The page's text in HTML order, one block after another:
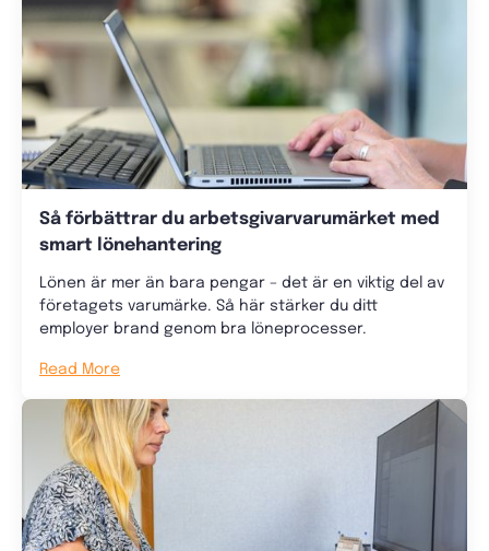
Så förbättrar du arbetsgivarvarumärket med
smart lönehantering
Lönen är mer än bara pengar – det är en viktig del av
företagets varumärke. Så här stärker du ditt
employer brand genom bra löneprocesser.
Read More